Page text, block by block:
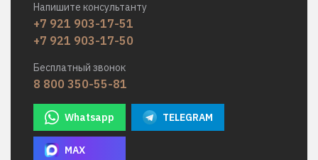
Напишите консультанту
+7 921 903-17-51
+7 921 903-17-50
Бесплатный звонок
8 800 350-55-81
Whatsapp TELEGRAM
MAX